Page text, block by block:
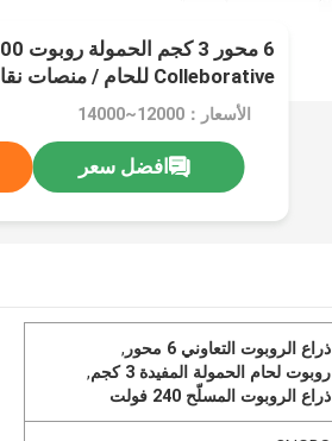
Colleborative للحام / منصات نقالة
الأسعار：12000~14000
افضل سعر
ذراع الروبوت التعاوني 6 محور
,
روبوت لحام الحمولة المفيدة 3 كجم
,
ذراع الروبوت المسلّح 240 فولت